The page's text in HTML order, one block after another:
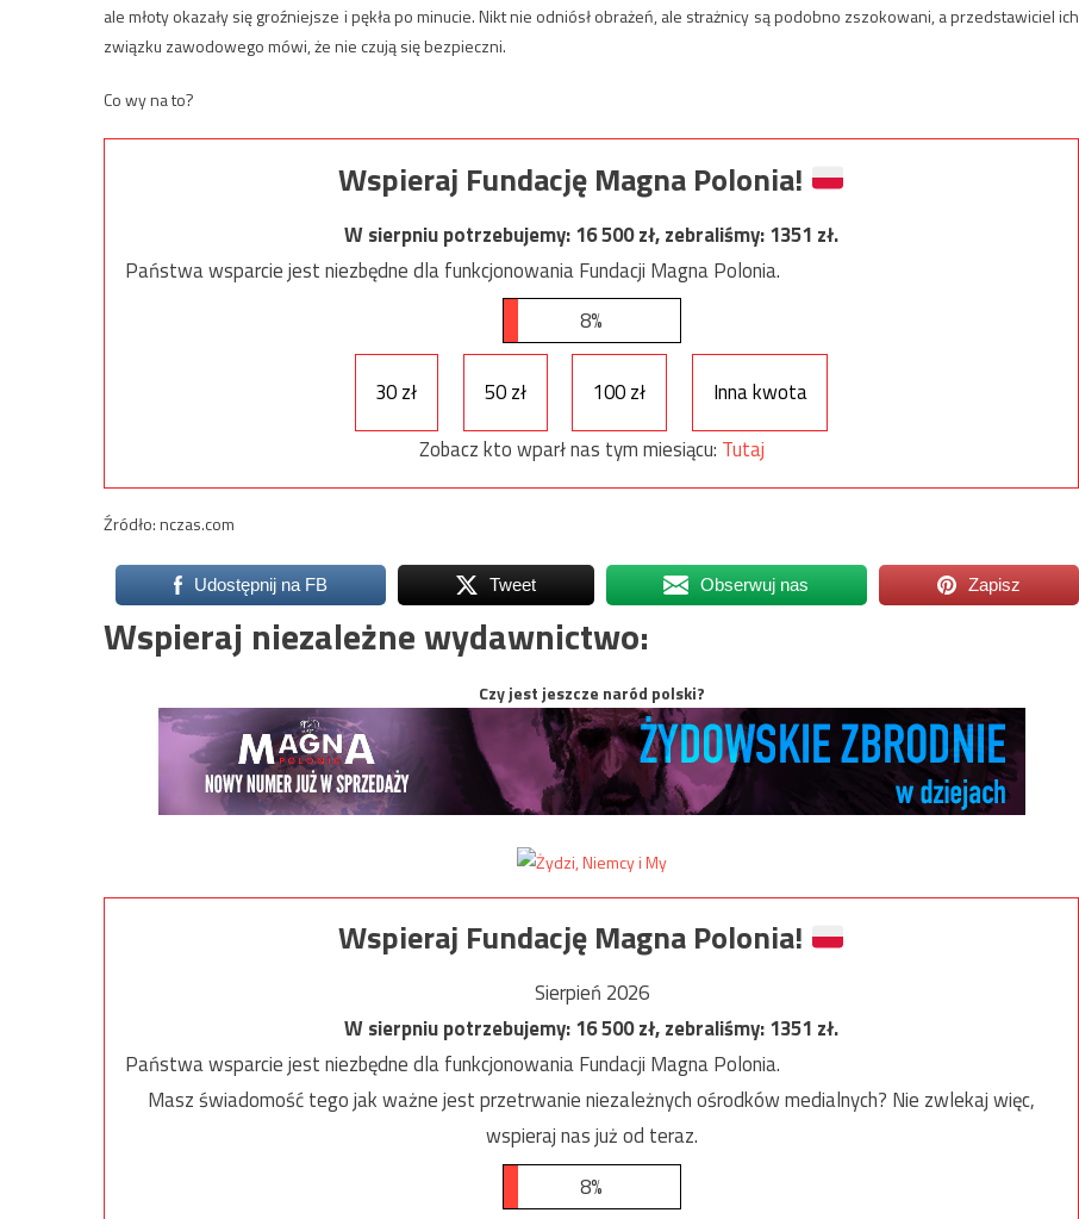
ale młoty okazały się groźniejsze i pękła po minucie. Nikt nie odniósł obrażeń, ale strażnicy są podobno zszokowani, a przedstawiciel ich
związku zawodowego mówi, że nie czują się bezpieczni.
Co wy na to?
Wspieraj Fundację Magna Polonia!
W sierpniu potrzebujemy:16 500zł, zebraliśmy:1351 zł.
Państwa wsparcie jest niezbędne dla funkcjonowania Fundacji Magna Polonia.
8%
30 zł 50 zł 100 zł
Inna kwota
Zobacz kto wparł nas tym miesiącu: Tutaj
Źródło: nczas.com
Udostępnij na FB Tweet Obserwuj nas Zapisz
Wspieraj niezależne wydawnictwo:
Czy jest jeszcze naród polski?
Wspieraj Fundację Magna Polonia!
Sierpień 2026
W sierpniu potrzebujemy:16 500zł, zebraliśmy:1351 zł.
Państwa wsparcie jest niezbędne dla funkcjonowania Fundacji Magna Polonia.
Masz świadomość tego jak ważne jest przetrwanie niezależnych ośrodków medialnych? Nie zwlekaj więc,
wspieraj nas już od teraz.
8%